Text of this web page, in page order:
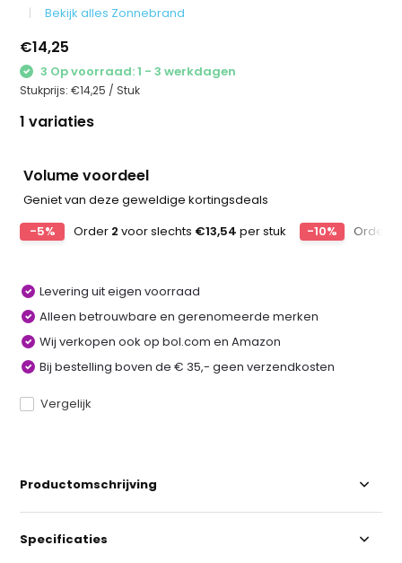
Bekijk alles Zonnebrand
€14,25
3 Op voorraad: 1 - 3 werkdagen
Stukprijs:€14,25 / Stuk
1 variaties
Volume voordeel
Geniet van deze geweldige kortingsdeals
-5%
Order 2 voor slechts €13,54 per stuk -10% Order
Levering uit eigen voorraad
Alleen betrouwbare en gerenomeerde merken
Wij verkopen ook op bol.com en Amazon
Bij bestelling boven de € 35,- geen verzendkosten
Vergelijk
Productomschrijving
Specificaties